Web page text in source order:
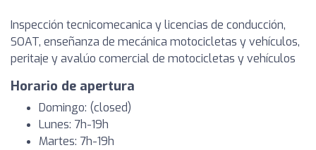
Inspección tecnicomecanica y licencias de conducción,
SOAT, enseñanza de mecánica motocicletas y vehículos,
peritaje y avalúo comercial de motocicletas y vehículos
Horario de apertura
Domingo: (closed)
Lunes: 7h-19h
Martes: 7h-19h